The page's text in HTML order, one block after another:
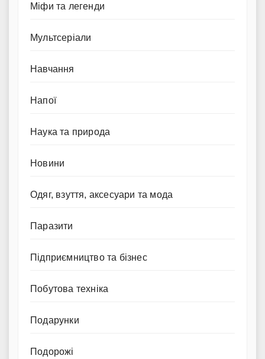
Міфи та легенди
Мультсеріали
Навчання
Напої
Наука та природа
Новини
Одяг, взуття, аксесуари та мода
Паразити
Підприємництво та бізнес
Побутова техніка
Подарунки
Подорожі